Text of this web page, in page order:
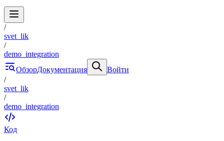
/
svet_lik
/
demo_integration
ОбзорДокументация
Войти
/
svet_lik
/
demo_integration
Код